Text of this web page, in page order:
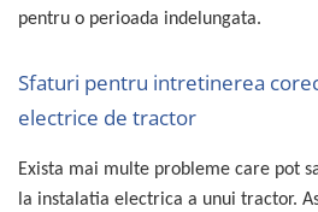
Lumini, Becuri, Proiectoare
Bare LED (LED Bar) off-road, auto
si camion
Becuri Halogen Auto
pentru o perioada indelungata.
Sfaturi pentru intretinerea
electrice de tractor
Exista mai multe probleme care pot
la instalatia electrica a unui tractor.